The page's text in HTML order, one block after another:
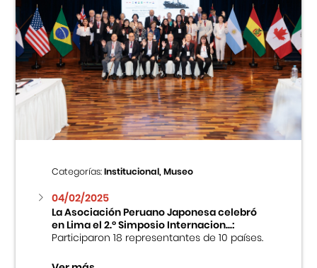
Categorías:Institucional, Museo
04/02/2025
La Asociación Peruano Japonesa celebró
en Lima el 2.º Simposio Internacion...:
Participaron 18 representantes de 10 países.